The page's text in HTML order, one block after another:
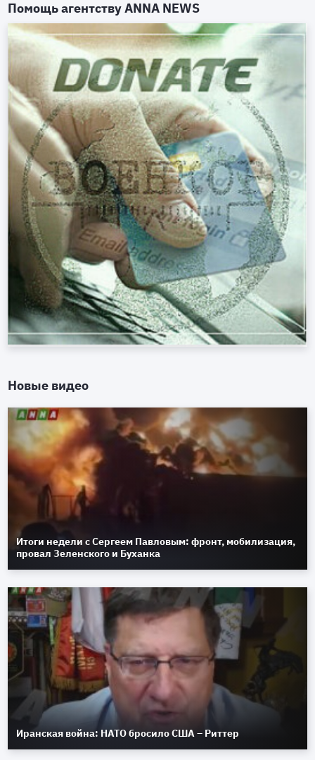
Помощь агентствуANNA NEWS
Новые видео
Итоги недели с Сергеем Павловым: фронт, мобилизация,
провал Зеленского и Буханка
Иранская война: НАТО бросило США – Риттер